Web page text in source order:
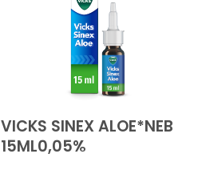
VICKS SINEX ALOE*NEB
15ML0,05%